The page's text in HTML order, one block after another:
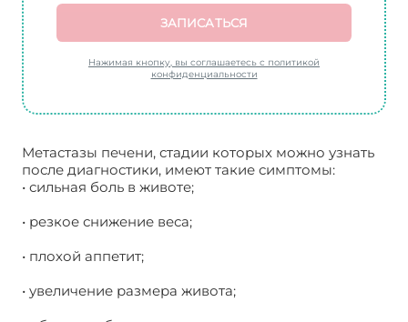
ЗАПИСАТЬСЯ
Нажимая кнопку, вы соглашаетесь с политикой
конфиденциальности
Метастазы печени, стадии которых можно узнать
после диагностики, имеют такие симптомы:
• сильная боль в животе;
• резкое снижение веса;
• плохой аппетит;
• увеличение размера живота;